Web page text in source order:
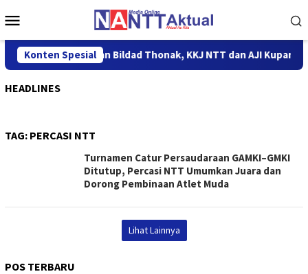
ke
Mobile
Konten Spesial
Terkait Pemberitaan Bildad Thonak, KKJ NTT dan AJI Kupang
HEADLINES
TAG: PERCASI NTT
Turnamen Catur Persaudaraan GAMKI–GMKI
Ditutup, Percasi NTT Umumkan Juara dan
Dorong Pembinaan Atlet Muda
Lihat Lainnya
POS TERBARU